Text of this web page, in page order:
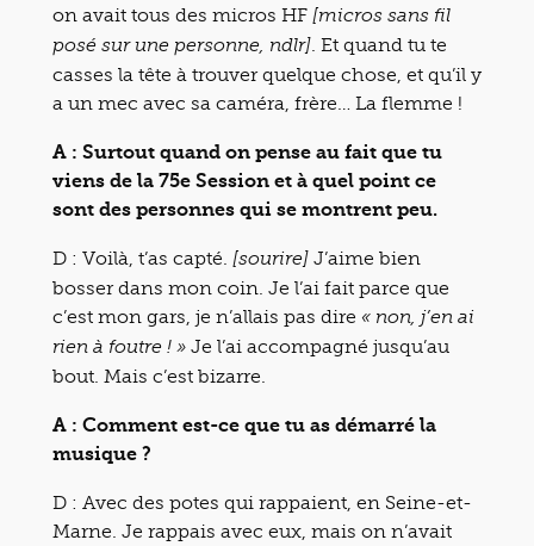
on avait tous des micros HF [micros sans fil
posé sur une personne, ndlr] . Et quand tu te
casses la tête à trouver quelque chose, et qu’il y
a un mec avec sa caméra, frère… La flemme !
A : Surtout quand on pense au fait que tu
viens de la 75e Session et à quel point ce
sont des personnes qui se montrent peu.
D : Voilà, t’as capté. [sourire] J’aime bien
bosser dans mon coin. Je l’ai fait parce que
c’est mon gars, je n’allais pas dire « non, j’en ai
rien à foutre ! » Je l’ai accompagné jusqu’au
bout. Mais c’est bizarre.
A : Comment est-ce que tu as démarré la
musique ?
D : Avec des potes qui rappaient, en Seine-et-
Marne. Je rappais avec eux, mais on n’avait